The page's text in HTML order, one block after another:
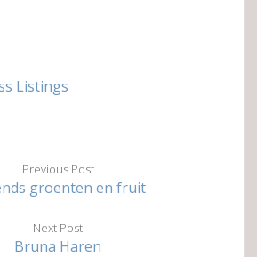
Listings
Previous Post
groenten en fruit
Next Post
Bruna Haren